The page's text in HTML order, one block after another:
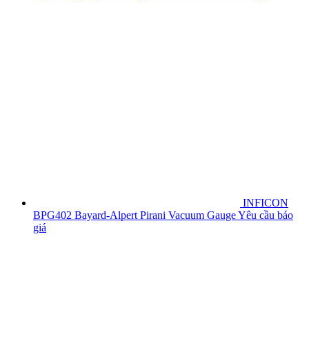
INFICON
BPG402 Bayard-Alpert Pirani Vacuum GaugeYêu cầu báo
giá